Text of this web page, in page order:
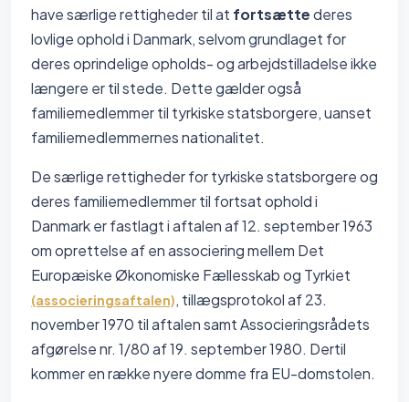
have særlige rettigheder til at fortsættederes
lovlige ophold i Danmark, selvom grundlaget for
deres oprindelige opholds- og arbejdstilladelse ikke
længere er til stede. Dette gælder også
familiemedlemmer til tyrkiske statsborgere, uanset
familiemedlemmernes nationalitet.
De særlige rettigheder for tyrkiske statsborgere og
deres familiemedlemmer til fortsat ophold i
Danmark er fastlagt i aftalen af 12. september 1963
om oprettelse af en associering mellem Det
Europæiske Økonomiske Fællesskab og Tyrkiet
(associeringsaftalen), tillægsprotokol af 23.
november 1970 til aftalen samt Associeringsrådets
afgørelse nr. 1/80 af 19. september 1980. Dertil
kommer en række nyere domme fra EU-domstolen.